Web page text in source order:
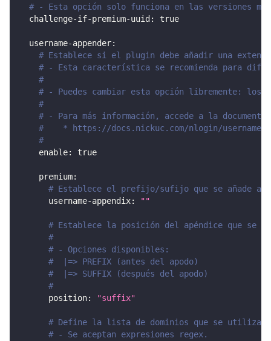
# - Esta opción solo funciona en las versiones
challenge-if-premium-uuid : true
username-appender:
# Establece si el plugin debe añadir una
# - Esta característica se recomienda para
#
# - Puedes cambiar esta opción libremente: los
#
# - Para más información, accede a la
#    * https://docs.nickuc.com/nlogin/username-
#
enable: true
premium:
# Establece el prefijo/sufijo que se añade a
username-appendix: ""
# Establece la posición del apéndice que se
#
# - Opciones disponibles:
#  |=> PREFIX (antes del apodo)
#  |=> SUFFIX (después del apodo)
#
position: "suffix"
# Define la lista de dominios que se
# - Se aceptan expresiones regex.